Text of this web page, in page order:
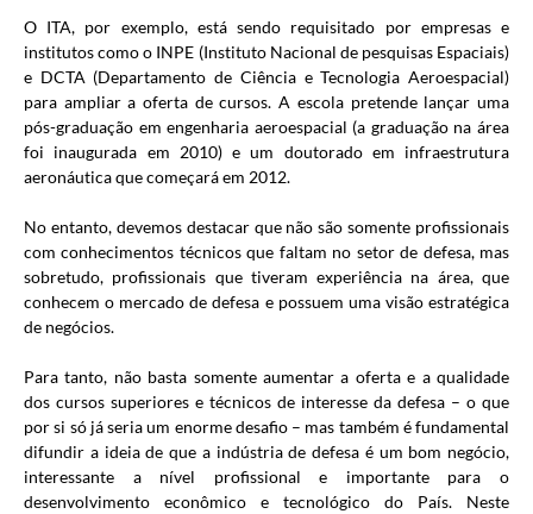
O ITA, por exemplo, está sendo requisitado por empresas e
institutos como o INPE (Instituto Nacional de pesquisas Espaciais)
e DCTA (Departamento de Ciência e Tecnologia Aeroespacial)
para ampliar a oferta de cursos. A escola pretende lançar uma
pós-graduação em engenharia aeroespacial (a graduação na área
foi inaugurada em 2010) e um doutorado em infraestrutura
aeronáutica que começará em 2012.
No entanto, devemos destacar que não são somente profissionais
com conhecimentos técnicos que faltam no setor de defesa, mas
sobretudo, profissionais que tiveram experiência na área, que
conhecem o mercado de defesa e possuem uma visão estratégica
de negócios.
Para tanto, não basta somente aumentar a oferta e a qualidade
dos cursos superiores e técnicos de interesse da defesa – o que
por si só já seria um enorme desafio – mas também é fundamental
difundir a ideia de que a indústria de defesa é um bom negócio,
interessante a nível profissional e importante para o
desenvolvimento econômico e tecnológico do País. Neste